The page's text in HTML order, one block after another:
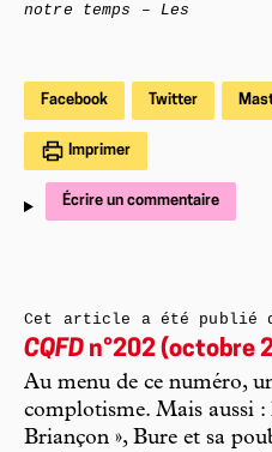
notre temps – Les
Facebook Twitter
Imprimer
Écrire un commentaire
Cet article a été publié
CQFD n°202 (octobre
Au menu de ce numéro,
complotisme. Mais aussi :
Briançon », Bure et sa